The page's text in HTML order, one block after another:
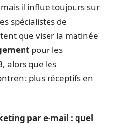
il influe toujours sur
spécialistes de
que viser la matinée
pour les
alors que les
plus réceptifs en
par e-mail : quel